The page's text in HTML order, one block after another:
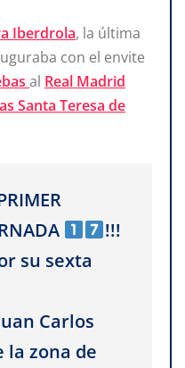
Iberdrola, la última
con el envite
al Real Madrid
Santa Teresa de
!!!
su sexta
Carlos
la zona de